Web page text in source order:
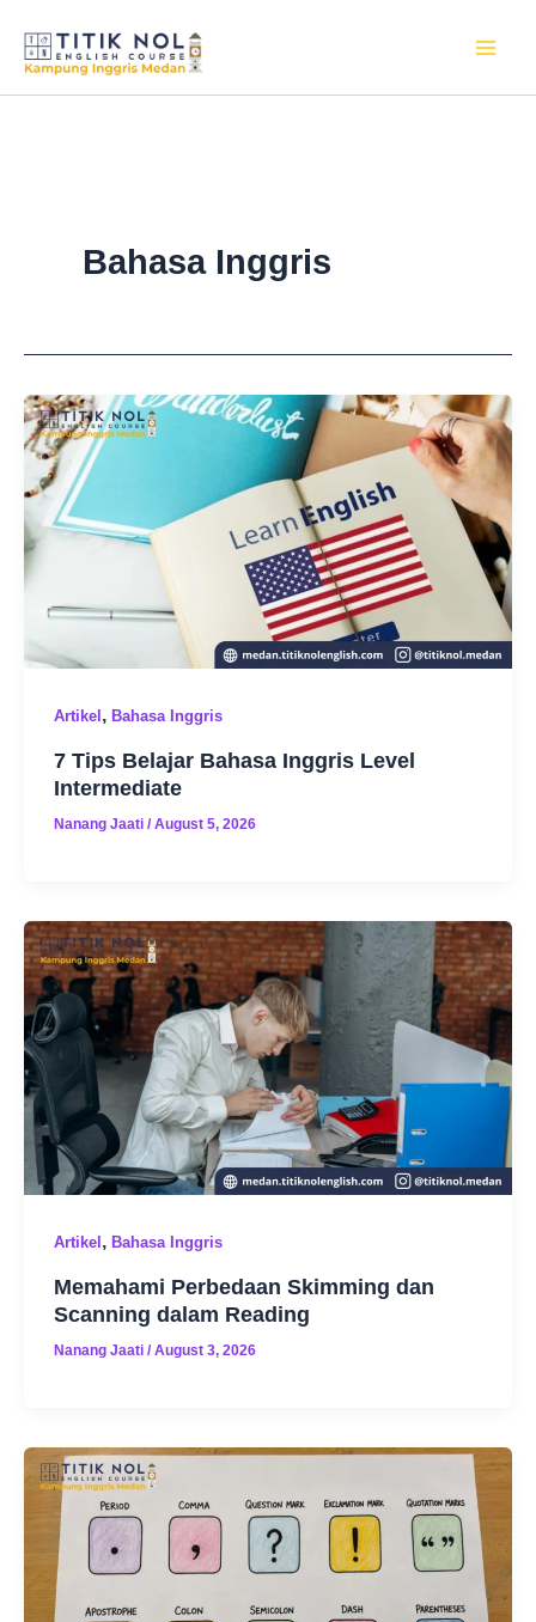
content
Bahasa Inggris
Artikel , Bahasa Inggris
7 Tips Belajar Bahasa Inggris Level
Intermediate
Nanang Jaati /August 5, 2026
Artikel , Bahasa Inggris
Memahami Perbedaan Skimming dan
Scanning dalam Reading
Nanang Jaati /August 3, 2026